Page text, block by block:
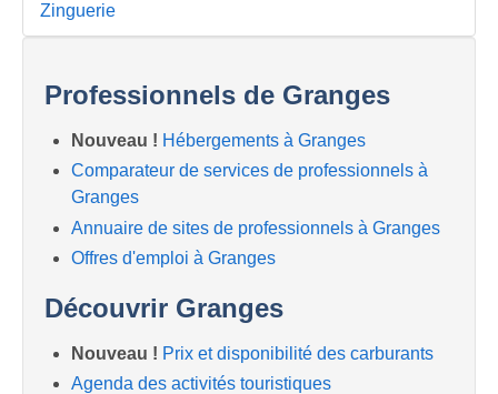
Zinguerie
Professionnels de Granges
Nouveau ! Hébergements à Granges
Comparateur de services de professionnels à
Granges
Annuaire de sites de professionnels à Granges
Offres d'emploi à Granges
Découvrir Granges
Nouveau ! Prix et disponibilité des carburants
Agenda des activités touristiques